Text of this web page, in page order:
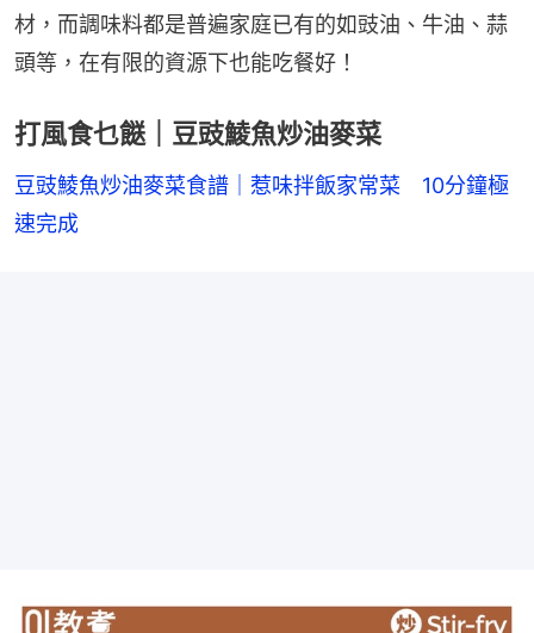
材，而調味料都是普遍家庭已有的如豉油、牛油、蒜
頭等，在有限的資源下也能吃餐好！
打風食乜餸｜豆豉鯪魚炒油麥菜
豆豉鯪魚炒油麥菜食譜｜惹味拌飯家常菜　10分鐘極
速完成